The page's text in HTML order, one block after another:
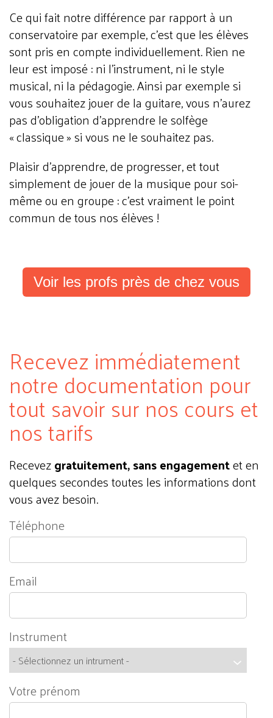
Ce qui fait notre différence par rapport à un
conservatoire par exemple, c’est que les élèves
sont pris en compte individuellement. Rien ne
leur est imposé : ni l’instrument, ni le style
musical, ni la pédagogie. Ainsi par exemple si
vous souhaitez jouer de la guitare, vous n’aurez
pas d’obligation d’apprendre le solfège
« classique » si vous ne le souhaitez pas.
Plaisir d’apprendre, de progresser, et tout
simplement de jouer de la musique pour soi-
même ou en groupe : c’est vraiment le point
commun de tous nos élèves !
Voir les profs près de chez vous
Recevez immédiatement
notre documentation pour
tout savoir sur nos cours et
nos tarifs
Recevezgratuitement, sans engagementet en
quelques secondes toutes les informations dont
vous avez besoin.
Téléphone
Email
Instrument
Votre prénom